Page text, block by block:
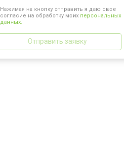
Нажимая на кнопку отправить я даю свое
согласие на обработку моих персональных
данных.
Отправить заявку